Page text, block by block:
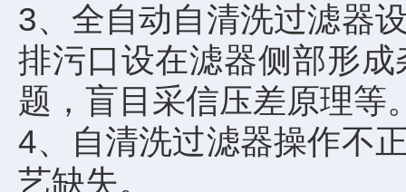
3、全自动自清洗过滤器
排污口设在滤器侧部形
题，盲目采信压差原理等
4、自清洗过滤器操作不
艺缺失。